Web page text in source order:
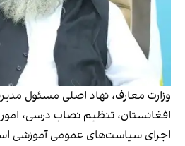
وزارت معارف، نهاد اصلی مسئول
افغانستان، تنظیم نصاب درسی، امور
اجرای سیاست‌های عمومی آموزشی